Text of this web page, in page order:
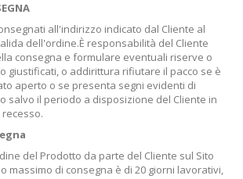
all'indirizzo indicato dal Cliente al
dell'ordine.È responsabilità del Cliente
consegna e formulare eventuali riserve o
giustificati, o addirittura rifiutare il pacco se è
aperto o se presenta segni evidenti di
salvo il periodo a disposizione del Cliente in
del Prodotto da parte del Cliente sul Sito
massimo di consegna è di 20 giorni lavorativi,